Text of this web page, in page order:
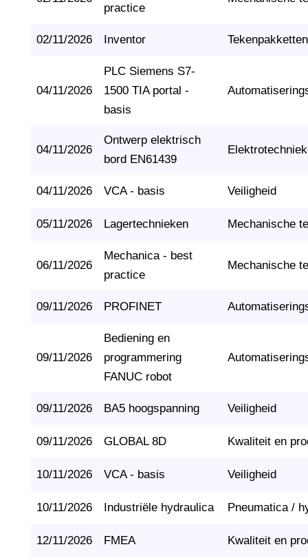
practice
02/11/2026 Inventor Tekenpakketten
04/11/2026
PLC Siemens S7-
1500 TIA portal -
basis
04/11/2026
Ontwerp elektrisch
bord EN61439
04/11/2026 VCA - basis Veiligheid
05/11/2026 Lagertechnieken Mechanische
06/11/2026
Mechanica - best
practice
Mechanische
09/11/2026 PROFINET
09/11/2026
Bediening en
programmering
FANUC robot
09/11/2026 BA5 hoogspanning Veiligheid
09/11/2026 GLOBAL 8D Kwaliteit en
10/11/2026 VCA - basis Veiligheid
10/11/2026 Industriële hydraulica Pneumatica /
12/11/2026 FMEA Kwaliteit en